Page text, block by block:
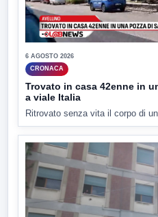
6 AGOSTO 2026
CRONACA
Trovato in casa 42enne in
a viale Italia
Ritrovato senza vita il corpo di un